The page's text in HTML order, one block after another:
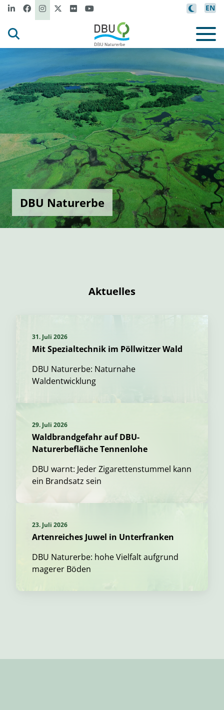
EN
DBU Naturerbe
Aktuelles
31. Juli 2026
Mit Spezialtechnik im Pöllwitzer Wald
DBU Naturerbe: Naturnahe
Waldentwicklung
29. Juli 2026
Waldbrandgefahr auf DBU-
Naturerbefläche Tennenlohe
DBU warnt: Jeder Zigarettenstummel kann
ein Brandsatz sein
23. Juli 2026
Artenreiches Juwel in Unterfranken
DBU Naturerbe: hohe Vielfalt aufgrund
magerer Böden